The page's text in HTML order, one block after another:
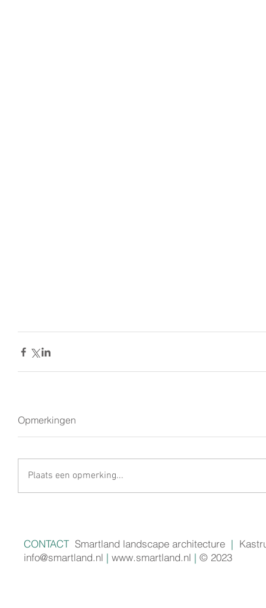
Opmerkingen
Plaats een opmerking...
CONTACTSmartland landscape architecture |
info@smartland.nl | www.smartland.nl | © 2023